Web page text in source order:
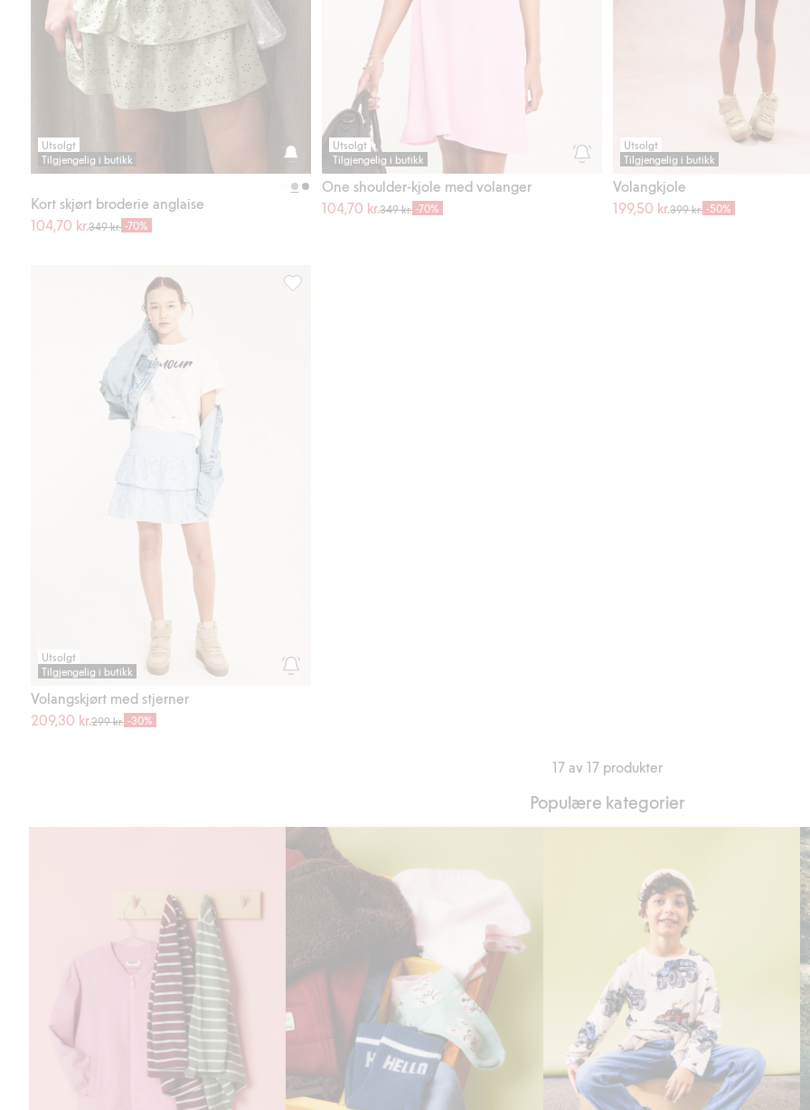
Utsolgt
Tilgjengelig i butikk
Kort skjørt broderie anglaise
104,70 kr.349 kr. -70%
Utsolgt
Tilgjengelig i butikk
One shoulder-kjole med volanger
104,70 kr.349 kr. -70%
Utsolgt
Tilgjengelig i butikk
Volangkjole
199,50 kr.399 kr. -50%
Utsolgt
Tilgjengelig i butikk
Volangskjørt med stjerner
209,30 kr.299 kr. -30%
17 av 17 produkter
Populære kategorier